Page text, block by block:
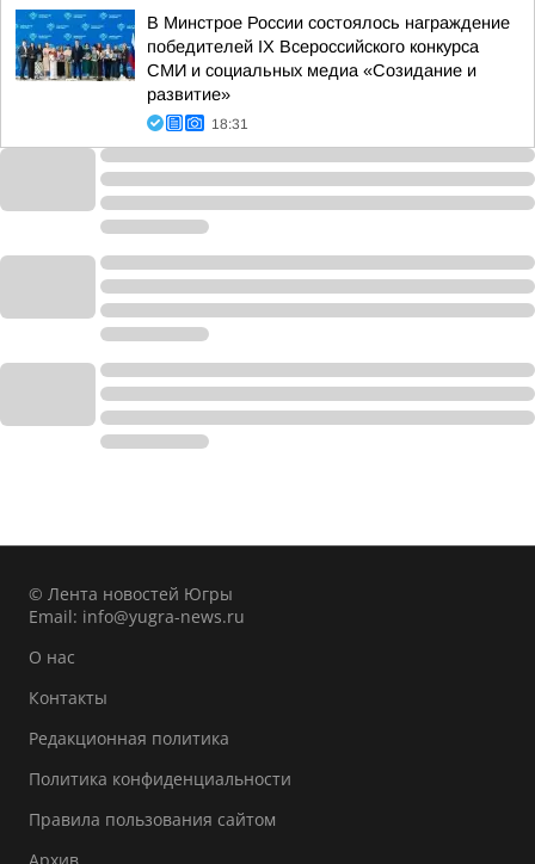
В Минстрое России состоялось награждение
победителей IX Всероссийского конкурса
СМИ и социальных медиа «Созидание и
развитие»
18:31
© Лента новостей Югры
Email: info@yugra-news.ru
О нас
Контакты
Редакционная политика
Политика конфиденциальности
Правила пользования сайтом